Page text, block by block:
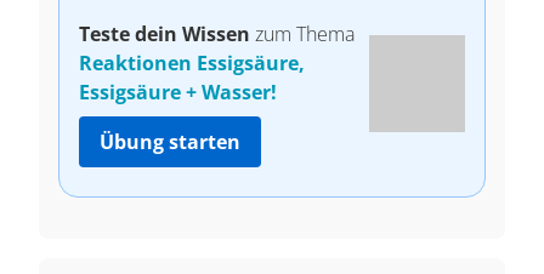
Teste dein Wissen zum Thema
Reaktionen Essigsäure,
Essigsäure + Wasser!
Übung starten